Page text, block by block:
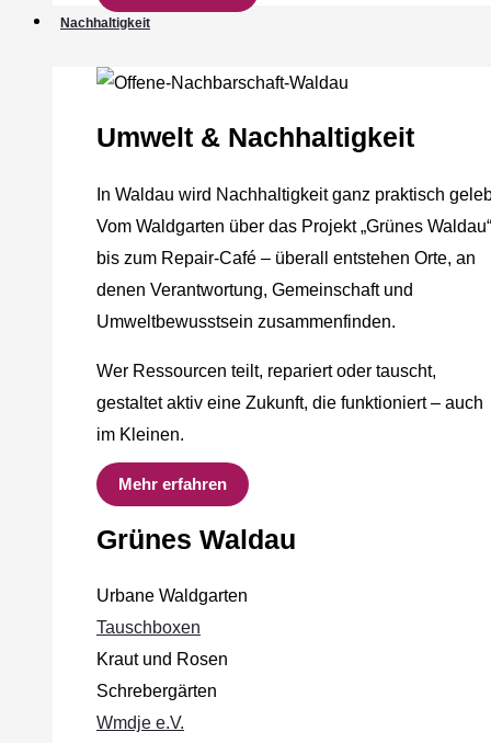
Nachhaltigkeit
Umwelt & Nachhaltigkeit
In Waldau wird Nachhaltigkeit ganz praktisch
Vom Waldgarten über das Projekt „Grünes Waldau“
bis zum Repair-Café – überall entstehen Orte, an
denen Verantwortung, Gemeinschaft und
Umweltbewusstsein zusammenfinden.
Wer Ressourcen teilt, repariert oder tauscht,
gestaltet aktiv eine Zukunft, die funktioniert – auch
im Kleinen.
Mehr erfahren
Grünes Waldau
Urbane Waldgarten
Tauschboxen
Kraut und Rosen
Schrebergärten
Wmdje e.V.